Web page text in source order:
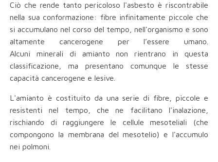
Ciò che rende tanto pericoloso l'asbesto è riscontrabile
nella sua conformazione: fibre infinitamente piccole che
si accumulano nel corso del tempo, nell'organismo e sono
altamente cancerogene per l’essere umano.
Alcuni minerali di amianto non rientrano in questa
classificazione, ma presentano comunque le stesse
capacità cancerogene e lesive.
L'amianto è costituito da una serie di fibre, piccole e
resistenti nel tempo, che ne facilitano l'inalazione,
rischiando di raggiungere le cellule mesoteliali (che
compongono la membrana del mesotelio) e l'accumulo
nei polmoni.